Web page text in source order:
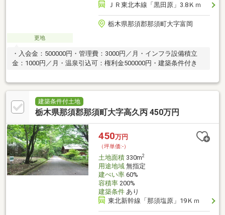
ＪＲ東北本線「黒田原」3.8Ｋｍ
栃木県那須郡那須町大字富岡
更地
・入会金：500000円・管理費：3000円／月・インフラ設備積立
金：1000円／月・温泉引込可：権利金500000円・建築条件付き
建築条件付土地
栃木県那須郡那須町大字高久丙 450万円
450万円
（坪単価:-）
土地面積330m2
用途地域無指定
建ぺい率60%
容積率200%
建築条件あり
東北新幹線「那須塩原」19Ｋｍ